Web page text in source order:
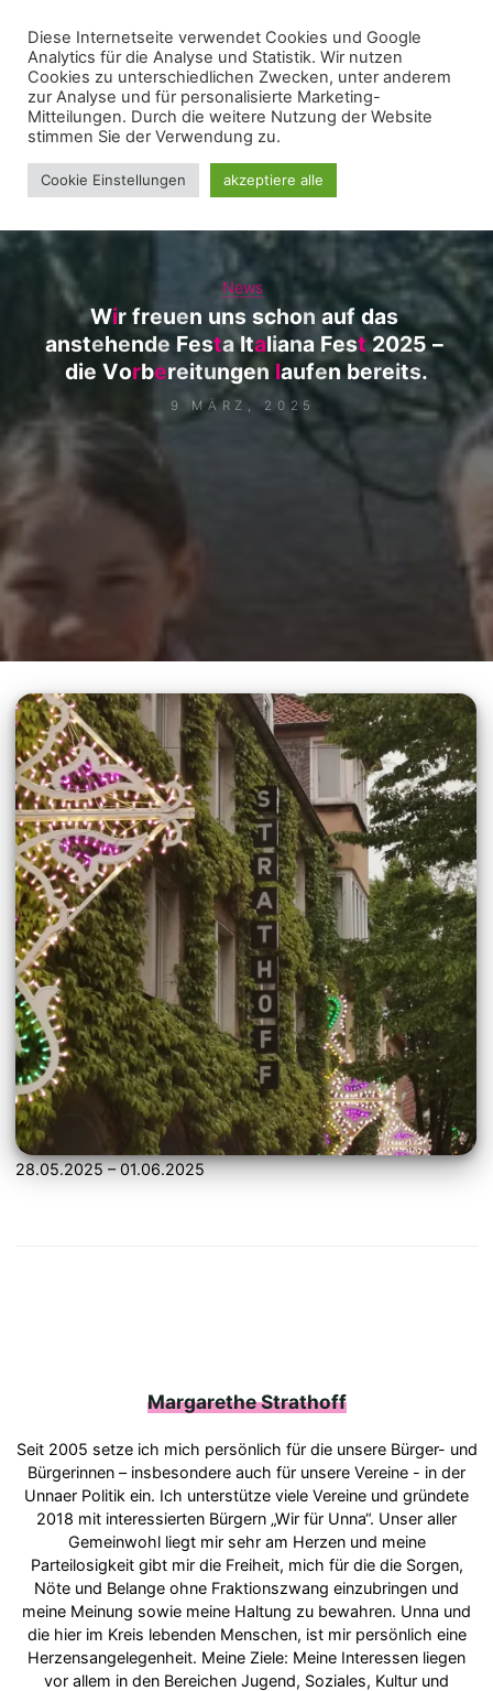
Inhalt
springen
WIR FÜR UNNA - VEREIN
News
Wir freuen uns schon auf das
anstehende Festa Italiana Fest 2025 –
die Vorbereitungen laufen bereits.
9 MÄRZ, 2025
28.05.2025 – 01.06.2025
Margarethe Strathoff
Seit 2005 setze ich mich persönlich für die unsere Bürger- und
Bürgerinnen – insbesondere auch für unsere Vereine - in der
Unnaer Politik ein. Ich unterstütze viele Vereine und gründete
2018 mit interessierten Bürgern „Wir für Unna“. Unser aller
Gemeinwohl liegt mir sehr am Herzen und meine
Parteilosigkeit gibt mir die Freiheit, mich für die die Sorgen,
Nöte und Belange ohne Fraktionszwang einzubringen und
meine Meinung sowie meine Haltung zu bewahren. Unna und
die hier im Kreis lebenden Menschen, ist mir persönlich eine
Herzensangelegenheit. Meine Ziele: Meine Interessen liegen
vor allem in den Bereichen Jugend, Soziales, Kultur und
Diese Internetseite verwendet Cookies und Google
Analytics für die Analyse und Statistik. Wir nutzen
Cookies zu unterschiedlichen Zwecken, unter anderem
zur Analyse und für personalisierte Marketing-
Mitteilungen. Durch die weitere Nutzung der Website
stimmen Sie der Verwendung zu.
Cookie Einstellungen akzeptiere alle